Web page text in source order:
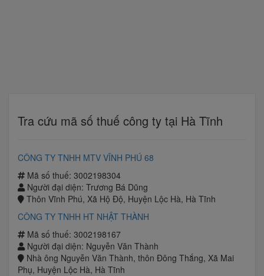
Tra cứu mã số thuế công ty tại Hà Tĩnh
CÔNG TY TNHH MTV VĨNH PHÚ 68
Mã số thuế: 3002198304
Người đại diện: Trương Bá Dũng
Thôn Vĩnh Phú, Xã Hộ Độ, Huyện Lộc Hà, Hà Tĩnh
CÔNG TY TNHH HT NHẬT THÀNH
Mã số thuế: 3002198167
Người đại diện: Nguyễn Văn Thành
Nhà ông Nguyễn Văn Thành, thôn Đông Thắng, Xã Mai
Phụ, Huyện Lộc Hà, Hà Tĩnh